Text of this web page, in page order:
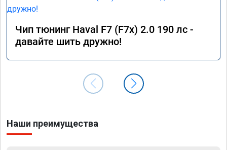
Чип тюнинг Haval F7 (F7x) 2.0 190 лс -
давайте шить дружно!
Наши преимущества